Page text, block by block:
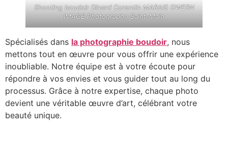
Shooting boudoir Dinard Corentin MARAIS GWERN
IMAGE Photographe Saint-Malo
Spécialisés dans la photographie boudoir, nous
mettons tout en œuvre pour vous offrir une expérience
inoubliable. Notre équipe est à votre écoute pour
répondre à vos envies et vous guider tout au long du
processus. Grâce à notre expertise, chaque photo
devient une véritable œuvre d’art, célébrant votre
beauté unique.